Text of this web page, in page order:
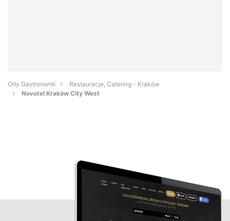
Orły Gastronomii
Restauracje, Catering - Kraków
Novotel Kraków City West